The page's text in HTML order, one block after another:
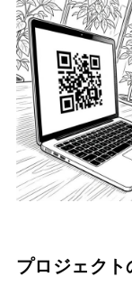
プロジェクト